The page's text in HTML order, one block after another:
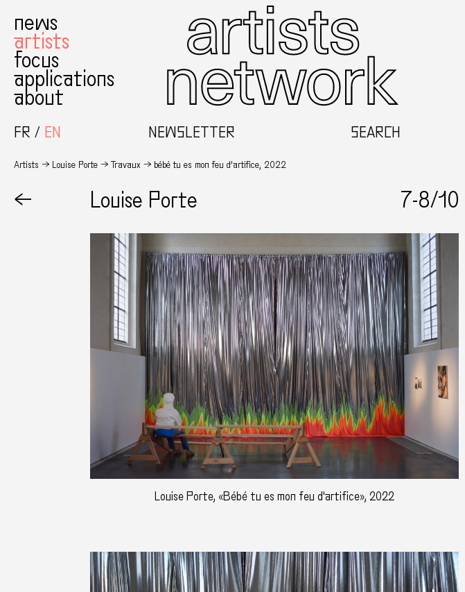
news
artists
focus
applications
about
FR
EN NEWSLETTER SEARCH
WELCOME TO
Artists Louise Porte Travaux bébé tu es mon feu d’artifice, 2022
← Louise Porte 7-8/10
Louise Porte, «Bébé tu es mon feu d'artifice», 2022